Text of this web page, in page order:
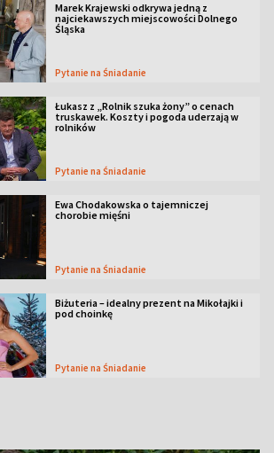
Marek Krajewski odkrywa jedną z
najciekawszych miejscowości Dolnego
Śląska
Pytanie na Śniadanie
Łukasz z „Rolnik szuka żony” o cenach
truskawek. Koszty i pogoda uderzają w
rolników
Pytanie na Śniadanie
Ewa Chodakowska o tajemniczej
chorobie mięśni
Pytanie na Śniadanie
Biżuteria – idealny prezent na Mikołajki i
pod choinkę
Pytanie na Śniadanie